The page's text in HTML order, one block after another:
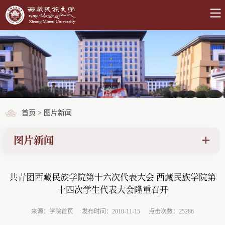
首页 > 图片新闻
图片新闻
共青团西藏民族学院第十六次代表大会 西藏民族学院第
十四次学生代表大会隆重召开
来源：学院首页 发布时间：2010-11-15 点击次数：25286